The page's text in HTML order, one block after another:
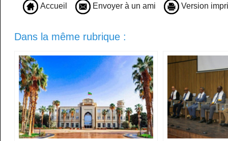
Accueil Envoyer à un ami Version
Dans la même rubrique :